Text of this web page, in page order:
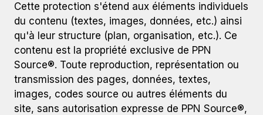
Cette protection s'étend aux éléments individuels
du contenu (textes, images, données, etc.) ainsi
qu'à leur structure (plan, organisation, etc.). Ce
contenu est la propriété exclusive de PPN
Source®. Toute reproduction, représentation ou
transmission des pages, données, textes,
images, codes source ou autres éléments du
site, sans autorisation expresse de PPN Source®,